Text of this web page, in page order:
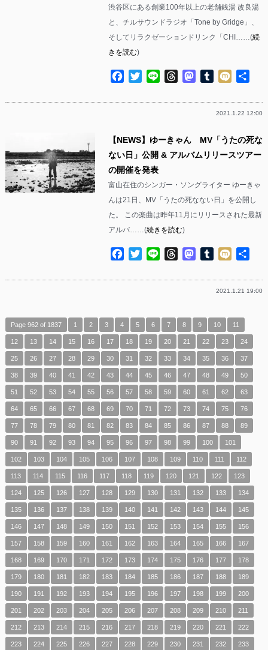
渋谷区にある創業100年以上の老舗銭湯 改良湯
と、チルサウンドラジオ「Tone by Gridge」、
そしてリラクゼーションドリンク「CHI……(続
きを読む)
Facebook
TwitterLine ThreadsMastodon
Tumblr
Mixi
2021.1.22 12:00
【NEWS】ゆーきゃん MV「うたの死な
ない日」公開 & アルバムリリースツアー
の開催を発表
富山在住のシンガー・ソングライター ゆーきゃ
んは21日、MV「うたの死なない日」を公開し
た。 この楽曲は昨年11月にリリースされた最新
アルバ……(続きを読む)
Facebook
TwitterLine ThreadsMastodon
Tumblr
Mixi
2021.1.21 19:00
Page 962 of 1837 1 2 3 4 5 6 7 8 9 10 11
12 13 14 15 16 17 18 19 20 21 22 23 24
25 26 27 28 29 30 31 32 33 34 35 36 37
38 39 40 41 42 43 44 45 46 47 48 49 50
51 52 53 54 55 56 57 58 59 60 61 62 63
64 65 66 67 68 69 70 71 72 73 74 75 76
77 78 79 80 81 82 83 84 85 86 87 88 89
90 91 92 93 94 95 96 97 98 99 100 101
102 103 104 105 106 107 108 109 110 111 112
113 114 115 116 117 118 119 120 121 122 123
124 125 126 127 128 129 130 131 132 133 134
135 136 137 138 139 140 141 142 143 144 145
146 147 148 149 150 151 152 153 154 155 156
157 158 159 160 161 162 163 164 165 166 167
168 169 170 171 172 173 174 175 176 177 178
179 180 181 182 183 184 185 186 187 188 189
190 191 192 193 194 195 196 197 198 199 200
201 202 203 204 205 206 207 208 209 210 211
212 213 214 215 216 217 218 219 220 221 222
223 224 225 226 227 228 229 230 231 232 233